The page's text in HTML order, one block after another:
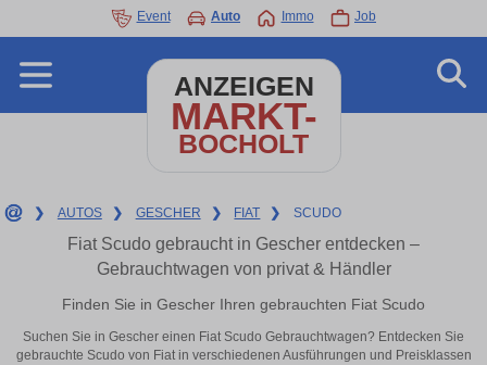
Event Auto Immo Job
ANZEIGEN
MARKT-
BOCHOLT
❯ AUTOS ❯ GESCHER ❯ FIAT ❯ SCUDO
Fiat Scudo gebraucht in Gescher entdecken –
Gebrauchtwagen von privat & Händler
Finden Sie in Gescher Ihren gebrauchten Fiat Scudo
Suchen Sie in Gescher einen Fiat Scudo Gebrauchtwagen? Entdecken Sie
gebrauchte Scudo von Fiat in verschiedenen Ausführungen und Preisklassen